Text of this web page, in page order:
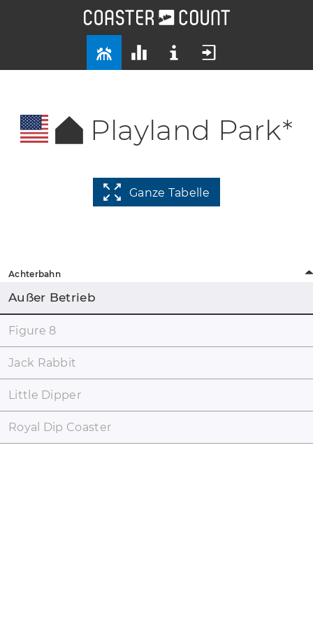
Playland Park*
Ganze Tabelle
Achterbahn
Außer Betrieb
Figure 8
Jack Rabbit
Little Dipper
Royal Dip Coaster